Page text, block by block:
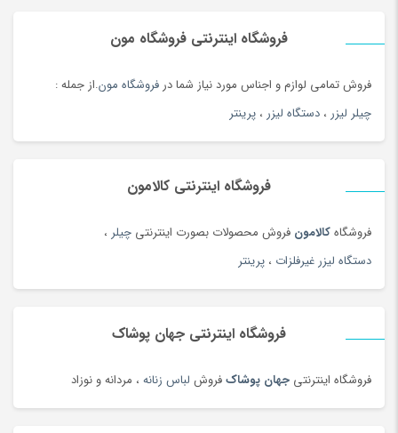
فروشگاه اینترنتی فروشگاه مون
فروش تمامی لوازم و اجناس مورد نیاز شما در فروشگاه مون.از جمله :
چیلر لیزر ، دستگاه لیزر ، پرینتر
فروشگاه اینترنتی کالامون
فروشگاهکالامون فروش محصولات بصورت اینترنتی چیلر ،
دستگاه لیزر غیرفلزات ، پرینتر
فروشگاه اینترنتی جهان پوشاک
فروشگاه اینترنتی جهان پوشاکفروش لباس زنانه ، مردانه و نوزاد